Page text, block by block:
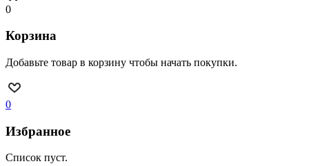
0
Корзина
Добавьте товар в корзину чтобы начать покупки.
0
Избранное
Список пуст.